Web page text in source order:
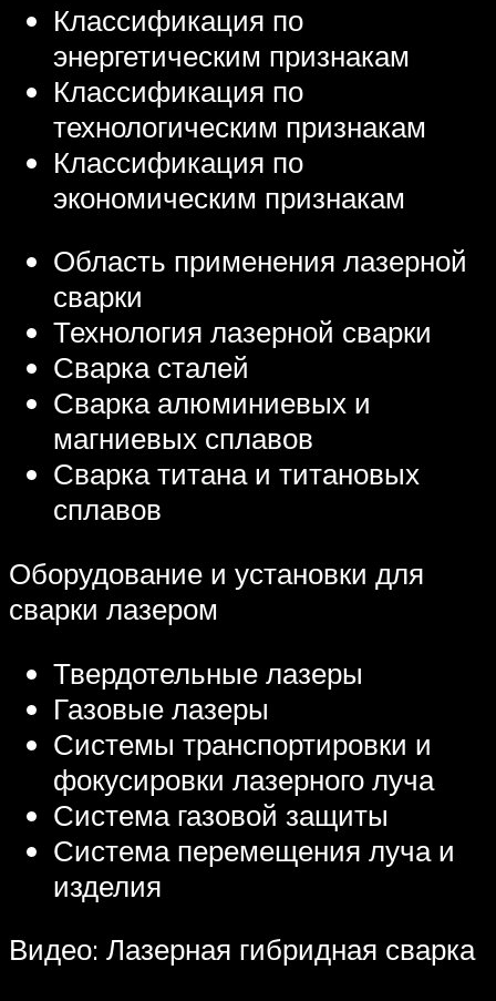
Классификация по
энергетическим признакам
Классификация по
технологическим признакам
Классификация по
экономическим признакам
Область применения лазерной
сварки
Технология лазерной сварки
Сварка сталей
Сварка алюминиевых и
магниевых сплавов
Сварка титана и титановых
сплавов
Оборудование и установки для
сварки лазером
Твердотельные лазеры
Газовые лазеры
Системы транспортировки и
фокусировки лазерного луча
Система газовой защиты
Система перемещения луча и
изделия
Видео: Лазерная гибридная сварка